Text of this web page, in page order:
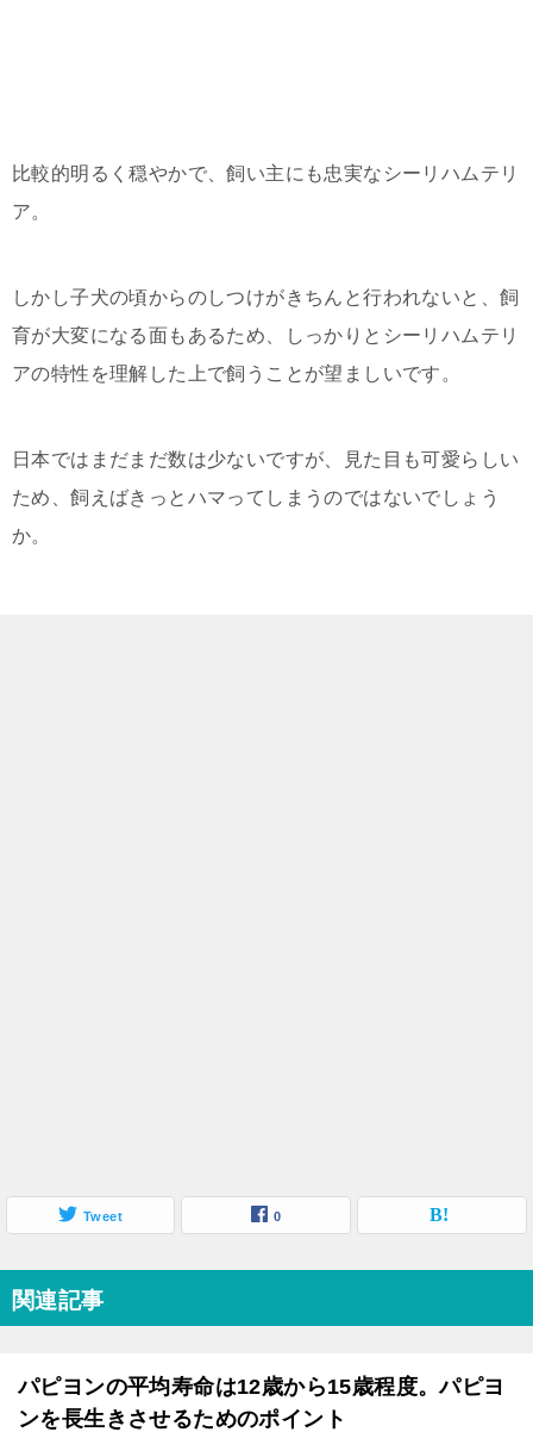
比較的明るく穏やかで、飼い主にも忠実なシーリハムテリ
ア。
しかし子犬の頃からのしつけがきちんと行われないと、飼
育が大変になる面もあるため、しっかりとシーリハムテリ
アの特性を理解した上で飼うことが望ましいです。
日本ではまだまだ数は少ないですが、見た目も可愛らしい
ため、飼えばきっとハマってしまうのではないでしょう
か。
Tweet 0
関連記事
パピヨンの平均寿命は12歳から15歳程度。パピヨ
ンを長生きさせるためのポイント